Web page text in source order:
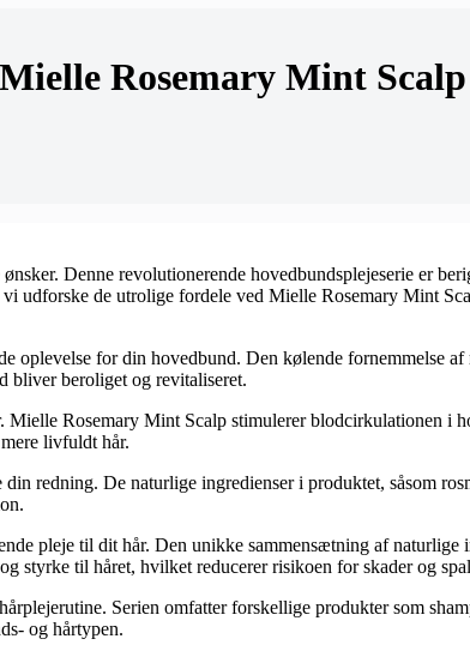
Rosemary Mint Scalp
ønsker. Denne revolutionerende hovedbundsplejeserie er
udforske de utrolige fordele ved Mielle Rosemary Mint
for din hovedbund. Den kølende fornemmelse
bliver beroliget og revitaliseret.
Rosemary Mint Scalp stimulerer blodcirkulationen i
livfuldt hår.
redning. De naturlige ingredienser i produktet, såsom
pleje til dit hår. Den unikke sammensætning af naturlige
til håret, hvilket reducerer risikoen for skader og
Serien omfatter forskellige produkter som
og hårtypen.